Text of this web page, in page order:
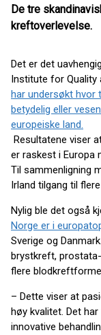
De tre
kreftoverlevelse.
Det er det
Institute for Quality
har undersøkt hvor
betydelig eller
europeiske land.
Resultatene viser
er raskest i Europa
Til sammenligning
Irland tilgang til
Nylig ble det også
Norge er i
Sverige og
brystkreft,
flere
– Dette viser at
høy kvalitet. Det
innovative